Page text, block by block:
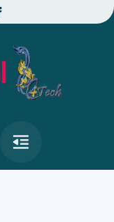
القائمة